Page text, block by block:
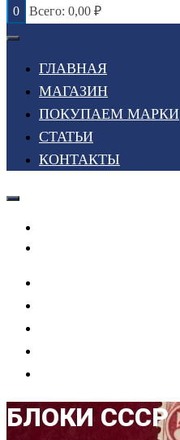
0
Всего: 0,00 ₽
ГЛАВНАЯ
МАГАЗИН
ПОКУПАЕМ МАРКИ
СТАТЬИ
КОНТАКТЫ
БЛОКИ СССР